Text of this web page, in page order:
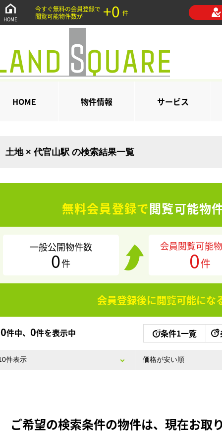
HOME
今すぐ無料の会員登録で
閲覧可能物件数が
+0 件
HOME 物件情報 サービス
土地 × 代官山駅 の検索結果一覧
無料会員登録で閲覧可能物
一般公開物件数
0件
会員閲覧可能
0件
会員登録後に閲覧可能にな
0件中、 0件を表示中 条件1一覧
ご希望の検索条件の物件は、現在お取